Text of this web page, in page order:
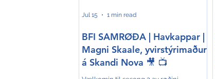
BFI SAMRØÐA | Havkappar |
Magni Skaale, yvirstýrimaður
á Skandi Nova 🎥 📺
Jul 15 1 min read